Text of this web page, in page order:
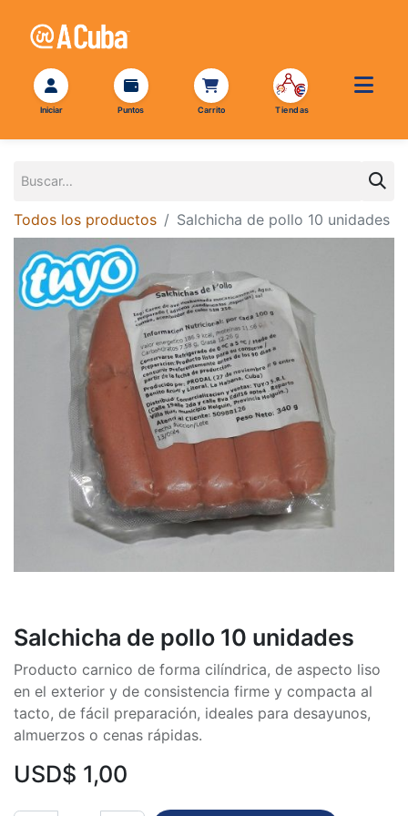
Todos los productos Salchicha de pollo 10 unidades
Salchicha de pollo 10 unidades
Producto carnico de forma cilíndrica, de aspecto liso
en el exterior y de consistencia firme y compacta al
tacto, de fácil preparación, ideales para desayunos,
almuerzos o cenas rápidas.
USD$ 1,00